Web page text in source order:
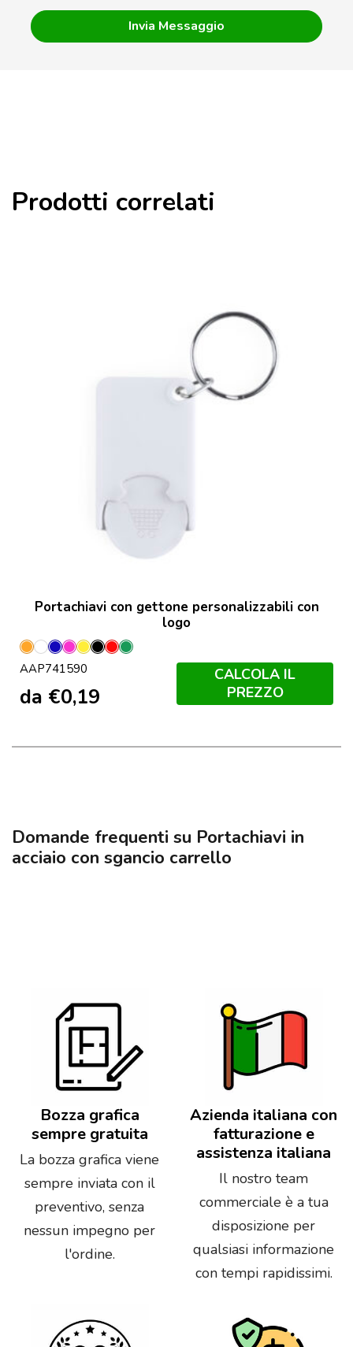
Prodotti correlati
Portachiavi con gettone personalizzabili con
logo
Arancione
Bianco
BluFucsia
Giallo
Nero
RossoVerde
AAP741590
da €0,19
CALCOLA IL
PREZZO
Domande frequenti su Portachiavi in
acciaio con sgancio carrello
Bozza grafica
sempre gratuita
La bozza grafica viene
sempre inviata con il
preventivo, senza
nessun impegno per
l'ordine.
Azienda italiana con
fatturazione e
assistenza italiana
Il nostro team
commerciale è a tua
disposizione per
qualsiasi informazione
con tempi rapidissimi.